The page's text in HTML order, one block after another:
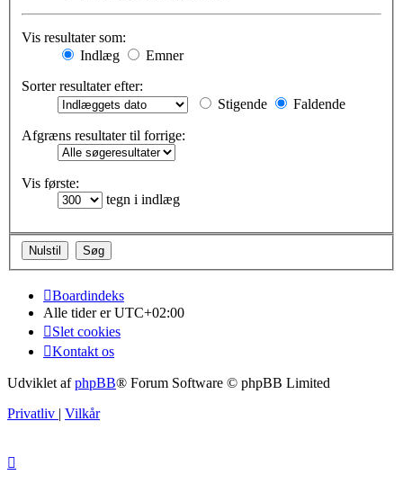
Vis resultater som:
Indlæg
Emner
Sorter resultater efter:
Stigende
Faldende
Afgræns resultater til forrige:
Vis første:
tegn i indlæg
Boardindeks
Alle tider erUTC+02:00
Slet cookies
Kontakt os
Udviklet afphpBB® Forum Software © phpBB Limited
Privatliv | Vilkår